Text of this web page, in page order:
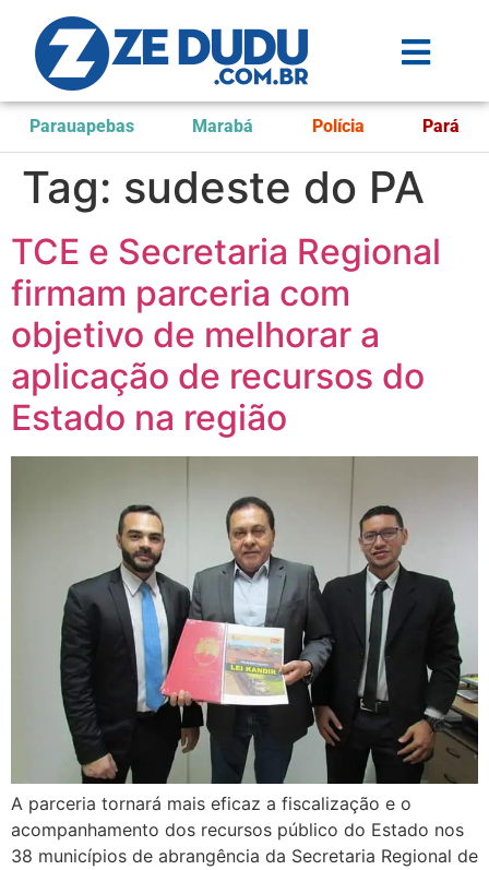
Parauapebas Marabá Polícia Pará
Tag: sudeste do PA
TCE e Secretaria Regional
firmam parceria com
objetivo de melhorar a
aplicação de recursos do
Estado na região
A parceria tornará mais eficaz a fiscalização e o
acompanhamento dos recursos público do Estado nos
38 municípios de abrangência da Secretaria Regional de